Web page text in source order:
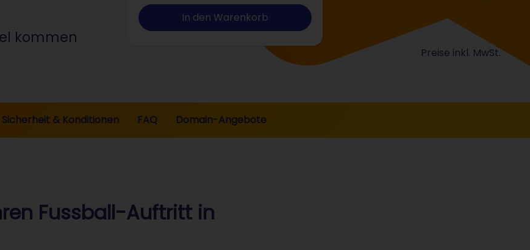
kommen
In den Warenkorb
Preise inkl. MwSt.
Sicherheit & Konditionen FAQ Domain-Angebote
Fussball-Auftritt in